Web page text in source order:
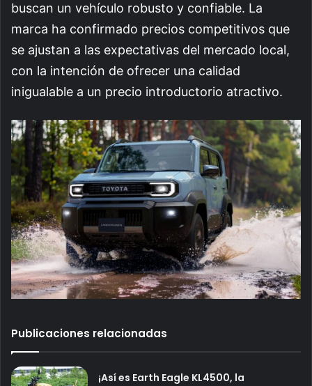
buscan un vehículo robusto y confiable. La
marca ha confirmado precios competitivos que
se ajustan a las expectativas del mercado local,
con la intención de ofrecer una calidad
inigualable a un precio introductorio atractivo.
Publicaciones relacionadas
¡Así es Earth Eagle KL4500, la